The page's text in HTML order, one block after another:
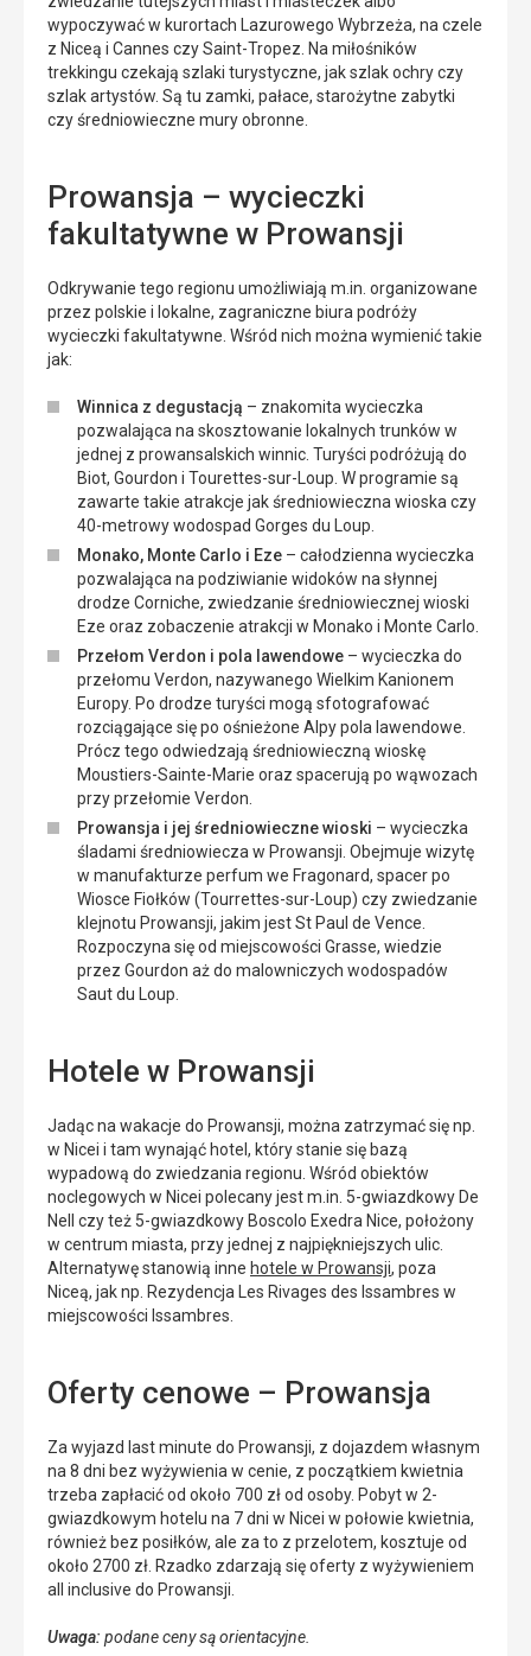
wypoczywać w kurortach Lazurowego Wybrzeża, na czele
z Niceą i Cannes czy Saint-Tropez. Na miłośników
trekkingu czekają szlaki turystyczne, jak szlak ochry czy
szlak artystów. Są tu zamki, pałace, starożytne zabytki
czy średniowieczne mury obronne.
Prowansja – wycieczki
fakultatywne w Prowansji
Odkrywanie tego regionu umożliwiają m.in. organizowane
przez polskie i lokalne, zagraniczne biura podróży
wycieczki fakultatywne. Wśród nich można wymienić takie
jak:
Winnica z degustacją – znakomita wycieczka
pozwalająca na skosztowanie lokalnych trunków w
jednej z prowansalskich winnic. Turyści podróżują do
Biot, Gourdon i Tourettes-sur-Loup. W programie są
zawarte takie atrakcje jak średniowieczna wioska czy
40-metrowy wodospad Gorges du Loup.
Monako, Monte Carlo i Eze – całodzienna wycieczka
pozwalająca na podziwianie widoków na słynnej
drodze Corniche, zwiedzanie średniowiecznej wioski
Eze oraz zobaczenie atrakcji w Monako i Monte Carlo.
Przełom Verdon i pola lawendowe – wycieczka do
przełomu Verdon, nazywanego Wielkim Kanionem
Europy. Po drodze turyści mogą sfotografować
rozciągające się po ośnieżone Alpy pola lawendowe.
Prócz tego odwiedzają średniowieczną wioskę
Moustiers-Sainte-Marie oraz spacerują po wąwozach
przy przełomie Verdon.
Prowansja i jej średniowieczne wioski – wycieczka
śladami średniowiecza w Prowansji. Obejmuje wizytę
w manufakturze perfum we Fragonard, spacer po
Wiosce Fiołków (Tourrettes-sur-Loup) czy zwiedzanie
klejnotu Prowansji, jakim jest St Paul de Vence.
Rozpoczyna się od miejscowości Grasse, wiedzie
przez Gourdon aż do malowniczych wodospadów
Saut du Loup.
Hotele w Prowansji
Jadąc na wakacje do Prowansji, można zatrzymać się np.
w Nicei i tam wynająć hotel, który stanie się bazą
wypadową do zwiedzania regionu. Wśród obiektów
noclegowych w Nicei polecany jest m.in. 5-gwiazdkowy De
Nell czy też 5-gwiazdkowy Boscolo Exedra Nice, położony
w centrum miasta, przy jednej z najpiękniejszych ulic.
Alternatywę stanowią inne hotele w Prowansji, poza
Niceą, jak np. Rezydencja Les Rivages des Issambres w
miejscowości Issambres.
Oferty cenowe – Prowansja
Za wyjazd last minute do Prowansji, z dojazdem własnym
na 8 dni bez wyżywienia w cenie, z początkiem kwietnia
trzeba zapłacić od około 700 zł od osoby. Pobyt w 2-
gwiazdkowym hotelu na 7 dni w Nicei w połowie kwietnia,
również bez posiłków, ale za to z przelotem, kosztuje od
około 2700 zł. Rzadko zdarzają się oferty z wyżywieniem
all inclusive do Prowansji.
Uwaga: podane ceny są orientacyjne.